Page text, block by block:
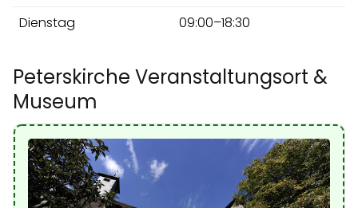
Dienstag
09:00–18:30
Peterskirche Veranstaltungsort &
Museum